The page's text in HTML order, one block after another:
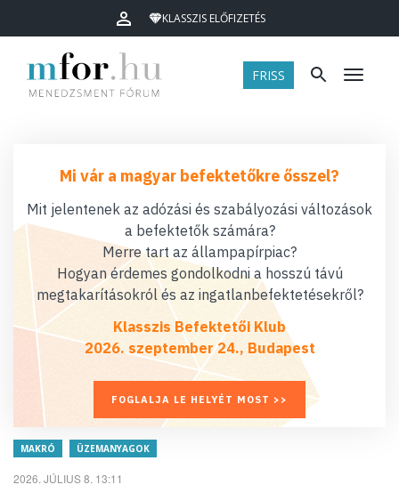
KLASSZIS ELŐFIZETÉS
FRISS Menü
Mi vár a magyar befektetőkre ősszel?
Mit jelentenek az adózási és szabályozási változások
a befektetők számára?
Merre tart az állampapírpiac?
Hogyan érdemes gondolkodni a hosszú távú
megtakarításokról és az ingatlanbefektetésekről?
Klasszis Befektetői Klub
2026. szeptember 24., Budapest
FOGLALJA LE HELYÉT MOST >>
MAKRÓ ÜZEMANYAGOK
2026. JÚLIUS 8. 13:11